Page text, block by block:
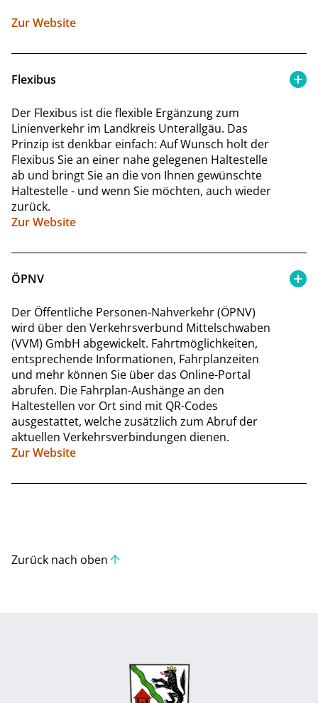
Zur Website
Flexibus
Der Flexibus ist die flexible Ergänzung zum
Linienverkehr im Landkreis Unterallgäu. Das
Prinzip ist denkbar einfach: Auf Wunsch holt der
Flexibus Sie an einer nahe gelegenen Haltestelle
ab und bringt Sie an die von Ihnen gewünschte
Haltestelle - und wenn Sie möchten, auch wieder
zurück.
Zur Website
ÖPNV
Der Öffentliche Personen-Nahverkehr (ÖPNV)
wird über den Verkehrsverbund Mittelschwaben
(VVM) GmbH abgewickelt. Fahrtmöglichkeiten,
entsprechende Informationen, Fahrplanzeiten
und mehr können Sie über das Online-Portal
abrufen. Die Fahrplan-Aushänge an den
Haltestellen vor Ort sind mit QR-Codes
ausgestattet, welche zusätzlich zum Abruf der
aktuellen Verkehrsverbindungen dienen.
Zur Website
Zurück nach oben